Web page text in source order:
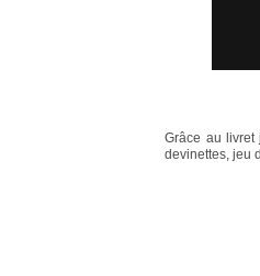
Grâce au livret
devinettes, jeu